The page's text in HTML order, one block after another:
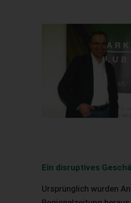
Ein disruptives
Ursprünglich wurden